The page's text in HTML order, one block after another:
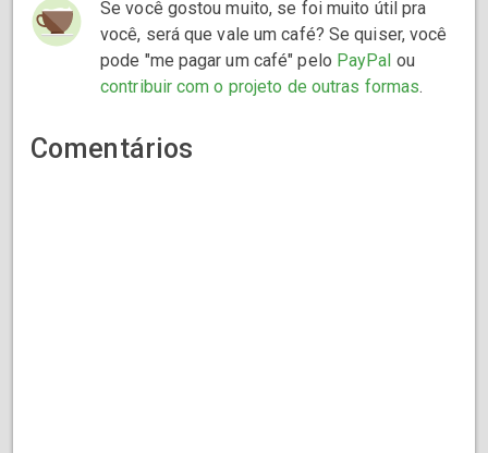
Se você gostou muito, se foi muito útil pra
você, será que vale um café? Se quiser, você
pode "me pagar um café" pelo PayPal ou
contribuir com o projeto de outras formas.
Comentários